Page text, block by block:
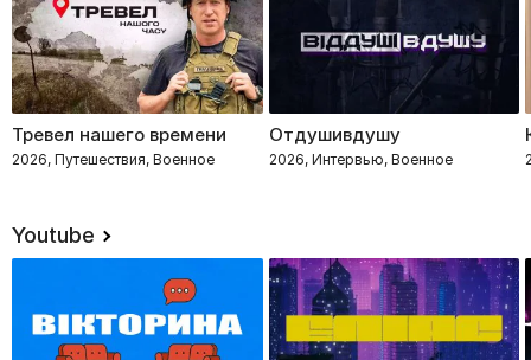
Тревел нашего времени
2026, Путешествия, Военное
Отдушивдушу
2026, Интервью, Военное
Youtube